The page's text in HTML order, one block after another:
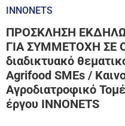
INNONETS
ΠΡΟΣΚΛΗΣΗ
ΓΙΑ ΣΥΜΜΕΤΟΧΗ ΣΕ
διαδικτυακό
Agrifood SMEs /
Αγροδιατροφικό
έργου ΙΝΝΟΝΕΤS